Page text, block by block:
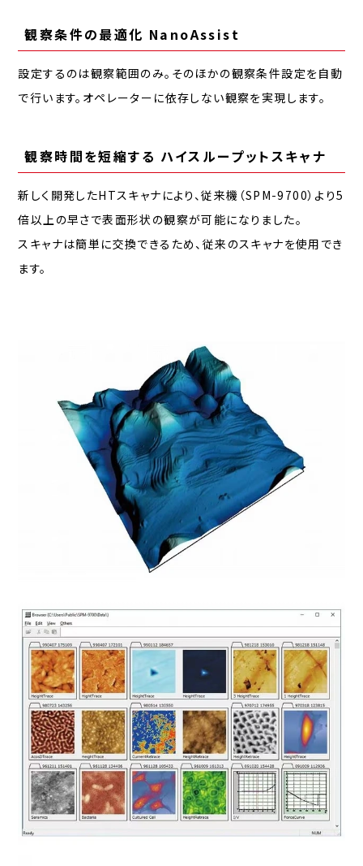
観察条件の最適化 NanoAssist
設定するのは観察範囲のみ。そのほかの観察条件設定を自動
で行います。オペレーターに依存しない観察を実現します。
観察時間を短縮する ハイスループットスキャナ
新しく開発したHTスキャナにより、従来機（SPM-9700）より5
倍以上の早さで表面形状の観察が可能になりました。
スキャナは簡単に交換できるため、従来のスキャナを使用でき
ます。